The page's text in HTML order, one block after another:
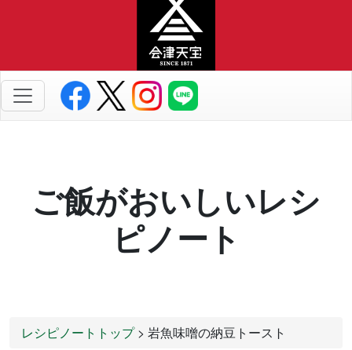
ご飯がおいしいレシ
ピノート
レシピノートトップ> 岩魚味噌の納豆トースト